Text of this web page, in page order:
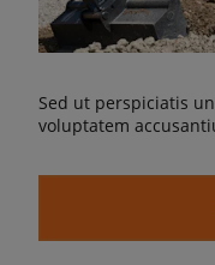
Sed ut perspiciatis
voluptatem